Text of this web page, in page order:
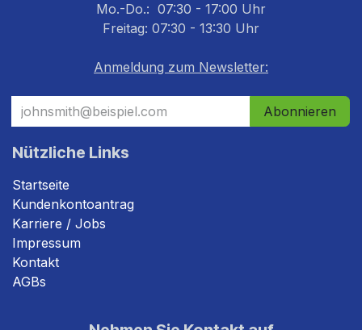
Mo.-Do.: 07:30 - 17:00 Uhr
Freitag: 07:30 - 13:30 Uhr
Anmeldung zum Newsletter:
Abonnieren
Nützliche Links
Startseite
Kundenkontoantrag
Karriere / Jobs
Impressum
Kontakt
AGBs